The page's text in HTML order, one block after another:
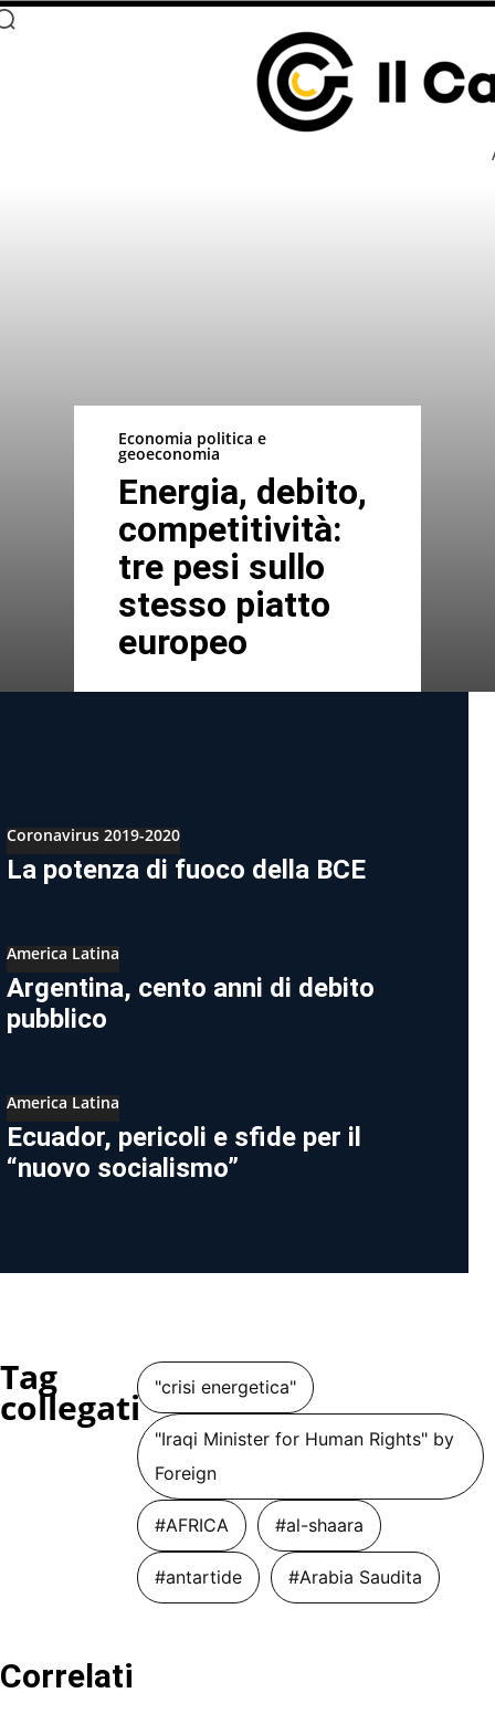
Economia politica e
geoeconomia
Energia, debito,
competitività:
tre pesi sullo
stesso piatto
europeo
Coronavirus 2019-2020
La potenza di fuoco della BCE
America Latina
Argentina, cento anni di debito
pubblico
America Latina
Ecuador, pericoli e sfide per il
“nuovo socialismo”
Tag
collegati "crisi energetica"
"Iraqi Minister for Human Rights" by
Foreign
#AFRICA #al-shaara
#antartide #Arabia Saudita
Correlati